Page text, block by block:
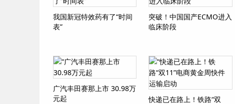
我国新冠特效药有了“时间
表”
突破！中国国产ECMO进入
临床阶段
广汽丰田赛那上市 30.98万
元起
快递已在路上！铁路“双